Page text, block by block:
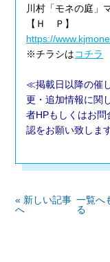
川村「モネの庭」
【Ｈ Ｐ】
https://
※チラシはコチラ
≪掲載日以降の催
更・追加情報に関
者HPもしくはお問
認をお願い致しま
« 新しい記事
へ
一覧へ
る